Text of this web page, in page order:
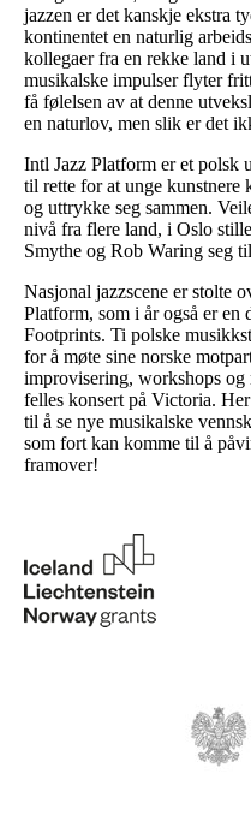
jazzen er det kanskje ekstra
kontinentet en naturlig
kollegaer fra en rekke land i
musikalske impulser flyter
få følelsen av at denne
en naturlov, men slik er det
Intl Jazz Platform er et polsk
til rette for at unge kunstnere
og uttrykke seg sammen.
nivå fra flere land, i Oslo
Smythe og Rob Waring seg
Nasjonal jazzscene er stolte
Platform, som i år også er en
Footprints. Ti polske
for å møte sine norske
improvisering, workshops og
felles konsert på Victoria.
til å se nye musikalske
som fort kan komme til å
framover!